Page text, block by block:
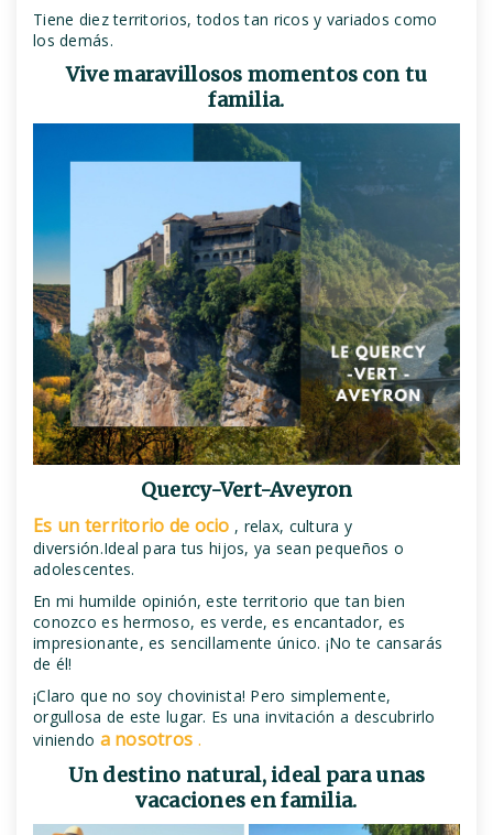
Tiene diez territorios, todos tan ricos y variados como
los demás.
Vive maravillosos momentos con tu
familia.
Quercy-Vert-Aveyron
Es un territorio de ocio , relax, cultura y
diversión.Ideal para tus hijos, ya sean pequeños o
adolescentes.
En mi humilde opinión, este territorio que tan bien
conozco es hermoso, es verde, es encantador, es
impresionante, es sencillamente único. ¡No te cansarás
de él!
¡Claro que no soy chovinista! Pero simplemente,
orgullosa de este lugar. Es una invitación a descubrirlo
viniendo a nosotros .
Un destino natural, ideal para unas
vacaciones en familia.